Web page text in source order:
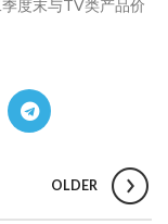
度末与TV类产品价
OLDER